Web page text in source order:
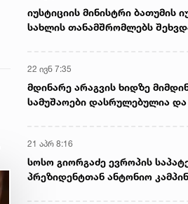
იუსტიციის მინისტრი ბათუმის
სახლის თანამშრომლებს
22 ივნ 7:35
მდინარე არაგვის ხიდზე
სამუშაოები დასრულებულია
21 აპრ 8:16
სოსო გიორგაძე ევროპის
პრეზიდენტთან ანტონიო